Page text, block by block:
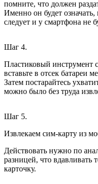
помните, что должен
Именно он будет означать,
следует и у смартфона не
Шаг 4.
Пластиковый инструмент
вставьте в отсек батареи
Затем постарайтесь
можно было без труда
Шаг 5.
Извлекаем сим-карту из
Действовать нужно по
разницей, что вдавливать
карточку.